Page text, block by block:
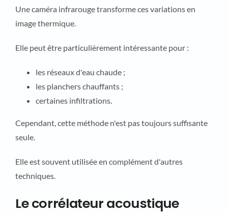
Une caméra infrarouge transforme ces variations en
image thermique.
Elle peut être particulièrement intéressante pour :
les réseaux d'eau chaude ;
les planchers chauffants ;
certaines infiltrations.
Cependant, cette méthode n'est pas toujours suffisante
seule.
Elle est souvent utilisée en complément d'autres
techniques.
Le corrélateur acoustique